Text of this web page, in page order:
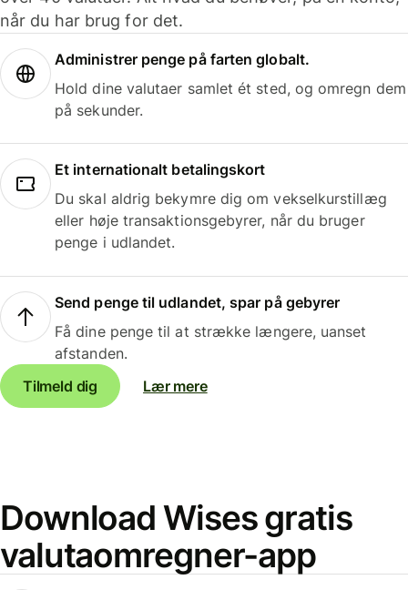
når du har brug for det.
Administrer penge på farten globalt.
Hold dine valutaer samlet ét sted, og omregn dem
på sekunder.
Et internationalt betalingskort
Du skal aldrig bekymre dig om vekselkurstillæg
eller høje transaktionsgebyrer, når du bruger
penge i udlandet.
Send penge til udlandet, spar på gebyrer
Få dine penge til at strække længere, uanset
afstanden.
Tilmeld dig
Lær mere
Download Wises gratis
valutaomregner-app